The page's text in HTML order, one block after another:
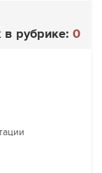
в рубрике: 0